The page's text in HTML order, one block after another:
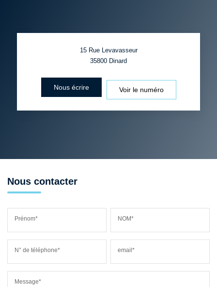
15 Rue Levavasseur
35800 Dinard
Nous écrire Voir le numéro
Nous contacter
Prénom* NOM*
N° de téléphone* email*
Message*